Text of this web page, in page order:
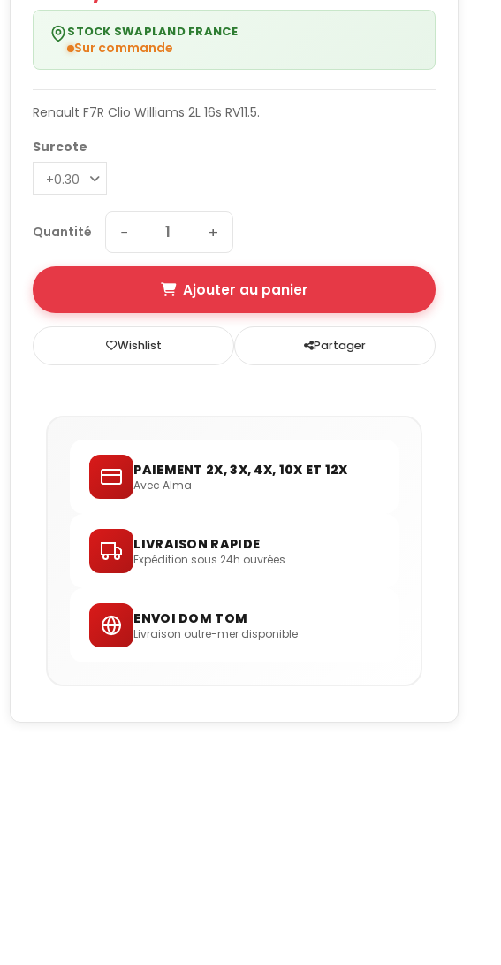
STOCK SWAPLAND FRANCE
Sur commande
Renault F7R Clio Williams 2L 16s RV11.5.
Surcote
Quantité − +
Ajouter au panier
Wishlist Partager
PAIEMENT 2X, 3X, 4X, 10X ET 12X
Avec Alma
LIVRAISON RAPIDE
Expédition sous 24h ouvrées
ENVOI DOM TOM
Livraison outre-mer disponible